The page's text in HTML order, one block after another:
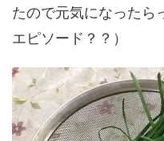
たので元気になったら
エピソード？？）